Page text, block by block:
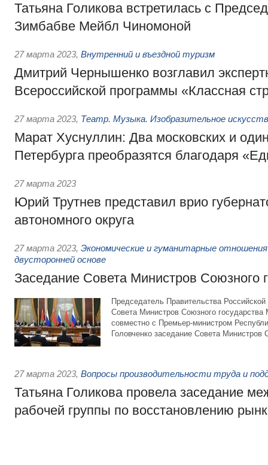
Татьяна Голикова встретилась с
Зимбабве Мейбл Чиномоной
27 марта 2023, Внутренний и въездной туризм
Дмитрий Чернышенко возглавил
Всероссийской программы «Классная
27 марта 2023, Театр. Музыка. Изобразительное
Марат Хуснуллин: Два московских и
Петербурга преобразятся благодаря
27 марта 2023
Юрий Трутнев представил врио
автономного округа
27 марта 2023, Экономические и гуманитарные
двусторонней основе
Заседание Совета Министров Союзного
Председатель Правительства
Совета Министров Союзного
совместно с Премьер-министром
Головченко заседание Совета Министров
27 марта 2023, Вопросы производительности труда и
Татьяна Голикова провела заседание
рабочей группы по восстановлению